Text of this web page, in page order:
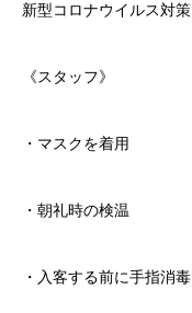
新型コロナウイルス対策
《スタッフ》
・マスクを着用
・朝礼時の検温
・入客する前に手指消毒